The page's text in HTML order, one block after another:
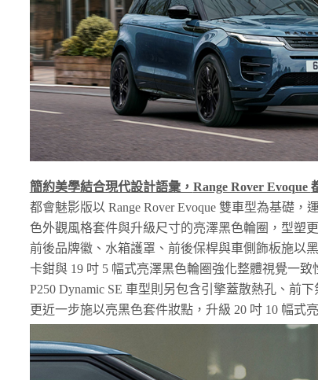
簡約美學結合現代設計語彙， Range Rover Evoque
都會魅影版以 Range Rover Evoque 雙車型為基礎
色外觀風格套件與升級尺寸的亮澤黑色輪圈，型塑
前後品牌徽、水箱護罩、前後保桿與車側飾板施以
卡鉗與 19 吋 5 幅式亮澤黑色輪圈強化整體視覺一
P250 Dynamic SE 車型則另包含引擎蓋散熱孔、前
更近一步施以亮黑色套件妝點，升級 20 吋 10 幅式